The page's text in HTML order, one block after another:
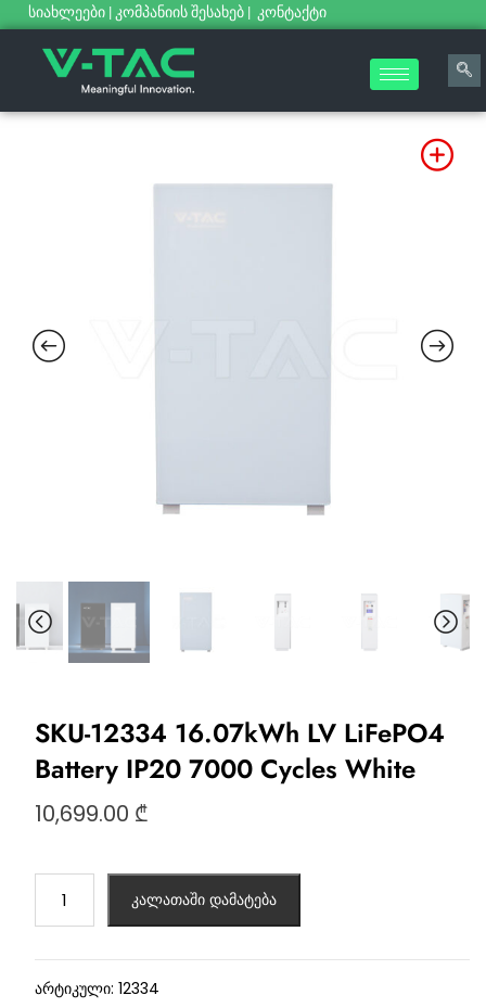
სიახლეები | კომპანიის შესახებ | კონტაქტი
SKU-12334 16.07kWh LV LiFePO4
Battery IP20 7000 Cycles White
10,699.00 ₾
კალათაში დამატება
არტიკული: 12334